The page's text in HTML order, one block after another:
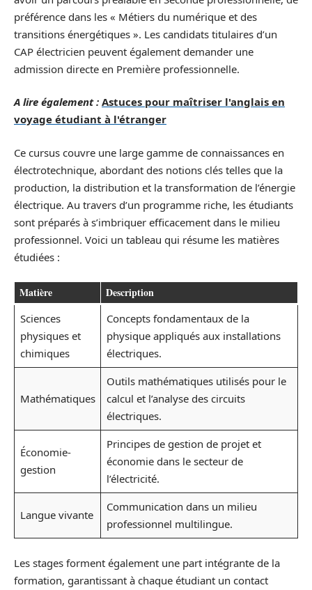
préférence dans les « Métiers du numérique et des
transitions énergétiques ». Les candidats titulaires d’un
CAP électricien peuvent également demander une
admission directe en Première professionnelle.
A lire également : Astuces pour maîtriser l'anglais en
voyage étudiant à l'étranger
Ce cursus couvre une large gamme de connaissances en
électrotechnique, abordant des notions clés telles que la
production, la distribution et la transformation de l’énergie
électrique. Au travers d’un programme riche, les étudiants
sont préparés à s’imbriquer efficacement dans le milieu
professionnel. Voici un tableau qui résume les matières
étudiées :
Matière Description
Sciences
physiques et
chimiques
Concepts fondamentaux de la
physique appliqués aux installations
électriques.
Mathématiques
Outils mathématiques utilisés pour le
calcul et l’analyse des circuits
électriques.
Économie-
gestion
Principes de gestion de projet et
économie dans le secteur de
l’électricité.
Langue vivante
Communication dans un milieu
professionnel multilingue.
Les stages forment également une part intégrante de la
formation, garantissant à chaque étudiant un contact